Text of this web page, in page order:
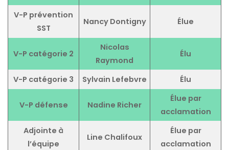
V-P prévention
SST
Nancy Dontigny Élue
V-P catégorie 2
Nicolas
Raymond
Élu
V-P catégorie 3 Sylvain Lefebvre Élu
V-P défense Nadine Richer
Élue par
acclamation
Adjointe à
l’équipe
Line Chalifoux
Élue par
acclamation